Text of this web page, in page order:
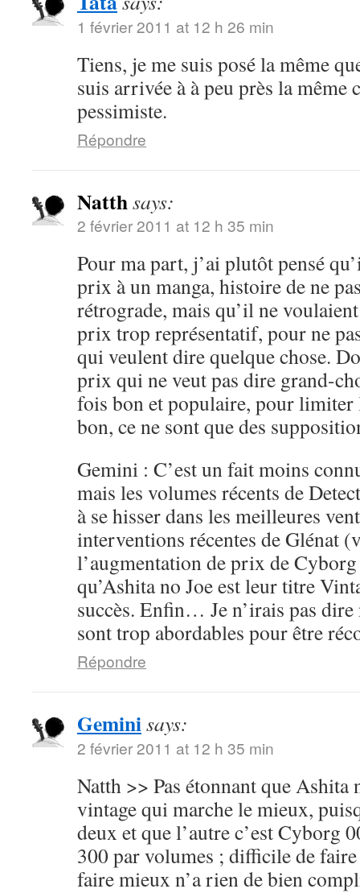
1 février 2011 at 12 h 26 min
Tiens, je me suis posé la même
suis arrivée à à peu près la même
pessimiste.
Répondre
Natthsays:
2 février 2011 at 12 h 35 min
Pour ma part, j’ai plutôt pensé
prix à un manga, histoire de ne
rétrograde, mais qu’il ne
prix trop représentatif, pour ne
qui veulent dire quelque chose.
prix qui ne veut pas dire grand-
fois bon et populaire, pour
bon, ce ne sont que des
Gemini : C’est un fait moins
mais les volumes récents de
à se hisser dans les meilleures
interventions récentes de Glénat
l’augmentation de prix de
qu’Ashita no Joe est leur titre
succès. Enfin… Je n’irais pas
sont trop abordables pour être
Répondre
Geminisays:
2 février 2011 at 12 h 35 min
Natth >> Pas étonnant que
vintage qui marche le mieux,
deux et que l’autre c’est Cyborg
300 par volumes ; difficile de
faire mieux n’a rien de bien